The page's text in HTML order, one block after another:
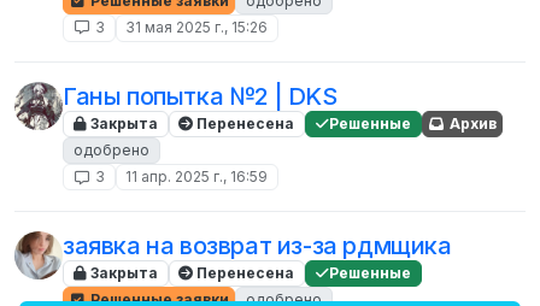
3
31 мая 2025 г., 15:26
Ганы попытка №2 | DKS
Закрыта Перенесена Решенные
Архив
одобрено
3
11 апр. 2025 г., 16:59
заявка на возврат из-за рдмщика
Закрыта Перенесена
Решенные
Решенные заявки
одобрено